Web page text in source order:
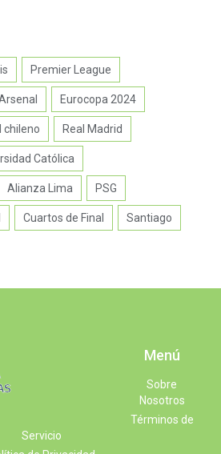
Premier League
Eurocopa 2024
chileno Real Madrid
Católica
Alianza Lima PSG
Cuartos de Final Santiago
Menú
Sobre
Nosotros
Términos de
Servicio